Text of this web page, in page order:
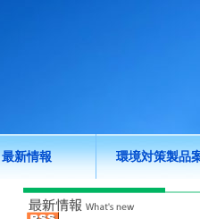
最新情報 環境対策製品